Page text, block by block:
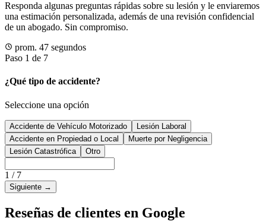
Responda algunas preguntas rápidas sobre su lesión y le enviaremos
una estimación personalizada, además de una revisión confidencial
de un abogado. Sin compromiso.
prom. 47 segundos
Paso 1 de 7
¿Qué tipo de accidente?
Seleccione una opción
Accidente de Vehículo Motorizado
Lesión Laboral
Accidente en Propiedad o Local
Muerte por Negligencia
Lesión Catastrófica
Otro
1 / 7
Siguiente →
Reseñas de clientes en Google